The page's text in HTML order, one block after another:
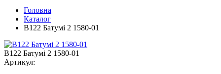
Головна
Каталог
В122 Батумі 2 1580-01
В122 Батумі 2 1580-01
Артикул: